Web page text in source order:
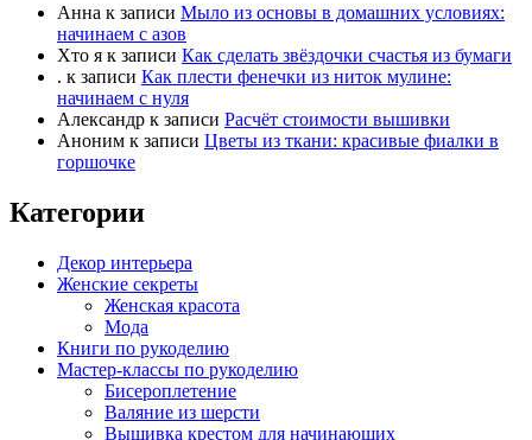
Анна к записи Мыло из основы в домашних условиях:
начинаем с азов
Хто я к записи Как сделать звёздочки счастья из бумаги
. к записи Как плести фенечки из ниток мулине:
начинаем с нуля
Александр к записи Расчёт стоимости вышивки
Аноним к записи Цветы из ткани: красивые фиалки в
горшочке
Категории
Декор интерьера
Женские секреты
Женская красота
Мода
Книги по рукоделию
Мастер-классы по рукоделию
Бисероплетение
Валяние из шерсти
Вышивка крестом для начинающих